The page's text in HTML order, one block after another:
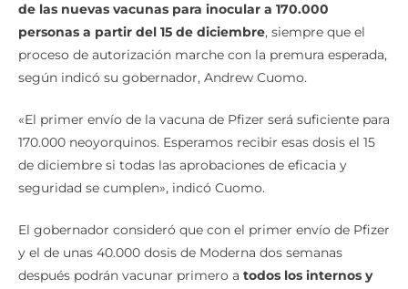
de las nuevas vacunas para inocular a 170.000
personas a partir del 15 de diciembre, siempre que el
proceso de autorización marche con la premura esperada,
según indicó su gobernador, Andrew Cuomo.
«El primer envío de la vacuna de Pfizer será suficiente para
170.000 neoyorquinos. Esperamos recibir esas dosis el 15
de diciembre si todas las aprobaciones de eficacia y
seguridad se cumplen», indicó Cuomo.
El gobernador consideró que con el primer envío de Pfizer
y el de unas 40.000 dosis de Moderna dos semanas
después podrán vacunar primero a todos los internos y